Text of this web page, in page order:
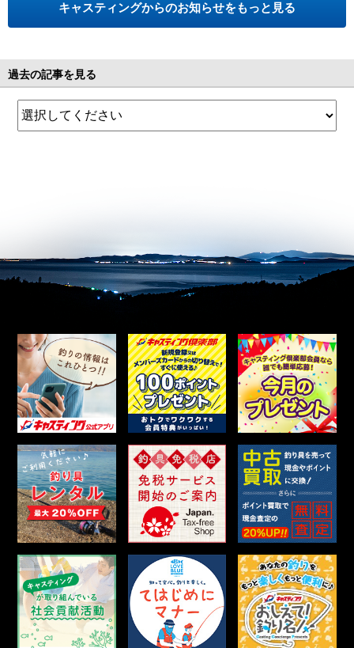
キャスティングからのお知らせをもっと見る
過去の記事を見る